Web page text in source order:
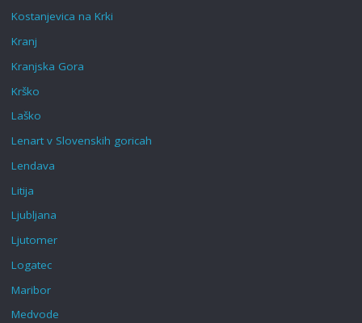
Kostanjevica na Krki
Kranj
Kranjska Gora
Krško
Laško
Lenart v Slovenskih goricah‎
Lendava
Litija
Ljubljana
Ljutomer
Logatec
Maribor
Medvode